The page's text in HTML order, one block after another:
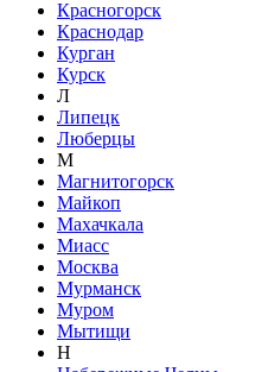
Красногорск
Краснодар
Курган
Курск
Л
Липецк
Люберцы
М
Магнитогорск
Майкоп
Махачкала
Миасс
Москва
Мурманск
Муром
Мытищи
Н